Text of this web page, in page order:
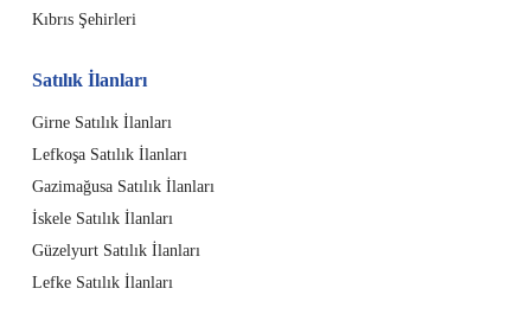
Kıbrıs Şehirleri
Satılık İlanları
Girne Satılık İlanları
Lefkoşa Satılık İlanları
Gazimağusa Satılık İlanları
İskele Satılık İlanları
Güzelyurt Satılık İlanları
Lefke Satılık İlanları